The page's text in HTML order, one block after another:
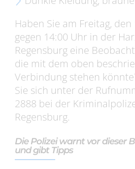
Haben Sie am Freitag, den
gegen 14:00 Uhr in der
Regensburg eine
die mit dem oben
Verbindung stehen
Sie sich unter der
2888 bei der
Regensburg.
Die Polizei warnt vor dieser
und gibt Tipps